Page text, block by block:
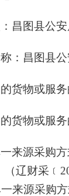
昌图县公安
：昌图县
货物或服
货物或服
来源采购
（辽财采
来源采购